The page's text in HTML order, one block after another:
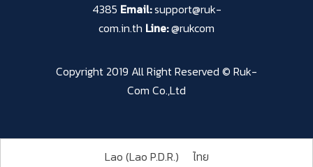
4385 Email:support@ruk-
com.in.th Line:@rukcom
Copyright 2019 All Right Reserved © Ruk-
Com Co.,Ltd
Lao (Lao P.D.R.) ไทย